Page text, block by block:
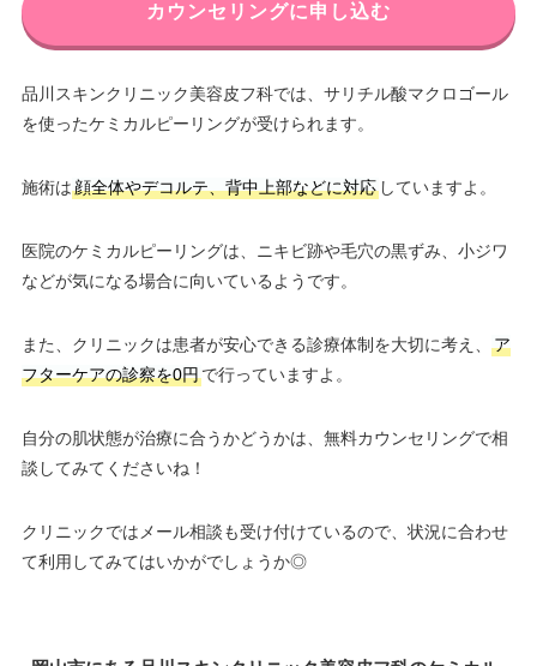
カウンセリングに申し込む
品川スキンクリニック美容皮フ科では、サリチル酸マクロゴール
を使ったケミカルピーリングが受けられます。
施術は顔全体やデコルテ、背中上部などに対応していますよ。
医院のケミカルピーリングは、ニキビ跡や毛穴の黒ずみ、小ジワ
などが気になる場合に向いているようです。
また、クリニックは患者が安心できる診療体制を大切に考え、
ア
フターケアの診察を0円で行っていますよ。
自分の肌状態が治療に合うかどうかは、無料カウンセリングで相
談してみてくださいね！
クリニックではメール相談も受け付けているので、状況に合わせ
て利用してみてはいかがでしょうか◎